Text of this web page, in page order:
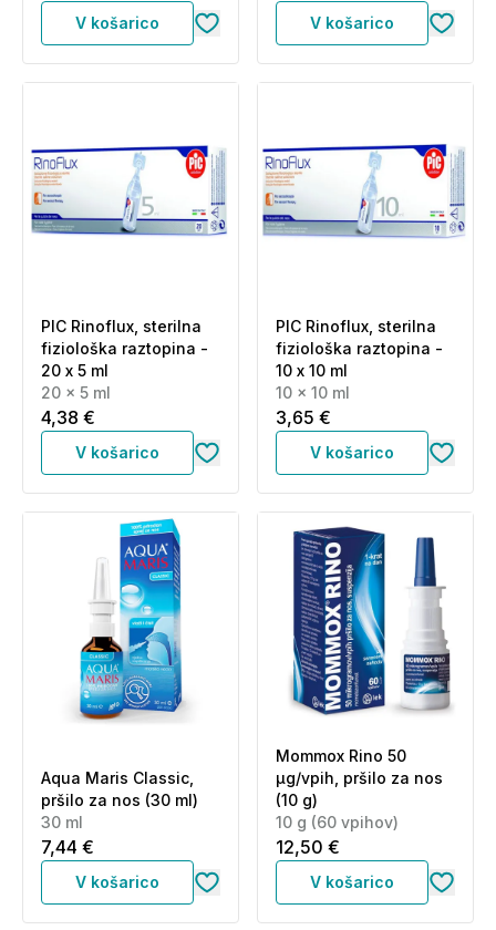
V košarico V košarico
PIC Rinoflux, sterilna
fiziološka raztopina -
20 x 5 ml
20 x 5 ml
4,38 €
V košarico
PIC Rinoflux, sterilna
fiziološka raztopina -
10 x 10 ml
10 x 10 ml
3,65 €
V košarico
Aqua Maris Classic,
pršilo za nos (30 ml)
30 ml
7,44 €
V košarico
Mommox Rino 50
µg/vpih, pršilo za nos
(10 g)
10 g (60 vpihov)
12,50 €
V košarico